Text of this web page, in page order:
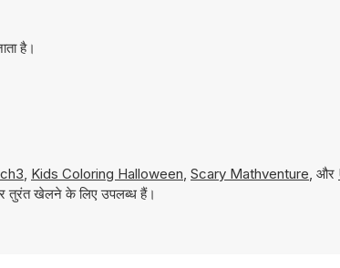
है।
, Kids Coloring Halloween, Scary Mathventure, और
तुरंत खेलने के लिए उपलब्ध हैं।